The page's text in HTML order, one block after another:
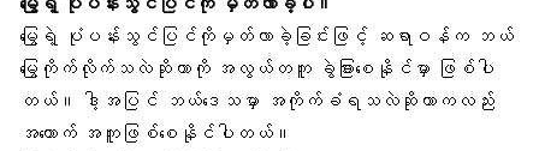
မြွေရဲ့ ပုံပန်းသွင်ပြင်ကိုမှတ်လာခဲ့ခြင်းဖြင့် ဆရာဝန်က ဘယ်
မြွေကိုက်လိုက်သလဲဆိုတာကို အလွယ်တကူ ခွဲခြားစေနိုင်မှာ ဖြစ်ပါ
တယ်။ ဒါ့အပြင် ဘယ်ဒေသမှာ အကိုက်ခံရသလဲဆိုတာကလည်း
အထောက် အကူဖြစ်စေနိုင်ပါတယ်။